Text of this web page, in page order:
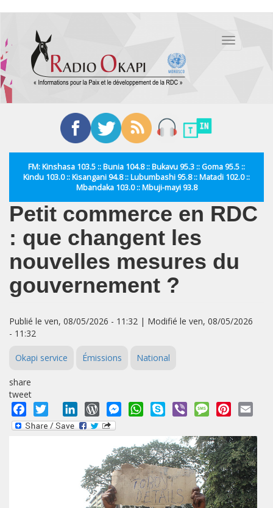
contenu
principal
Toggle
FM: Kinshasa 103.5 :: Bunia 104.8 :: Bukavu 95.3 :: Goma 95.5 ::
Kindu 103.0 :: Kisangani 94.8 :: Lubumbashi 95.8 :: Matadi 102.0 ::
Mbandaka 103.0 :: Mbuji-mayi 93.8
Petit commerce en RDC
: que changent les
nouvelles mesures du
gouvernement ?
Publié le ven, 08/05/2026 - 11:32 | Modifié le ven, 08/05/2026
- 11:32
Okapi service Émissions National
share
tweet
Facebook
Twitter LinkedInWordPressMessengerWhatsApp
Skype Viber MessagePinterest